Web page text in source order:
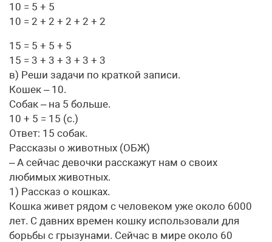
10 = 5 + 5
10 = 2 + 2 + 2 + 2 + 2
15 = 5 + 5 + 5
15 = 3 + 3 + 3 + 3 + 3
в) Реши задачи по краткой записи.
Кошек – 10.
Собак – на 5 больше.
10 + 5 = 15 (с.)
Ответ: 15 собак.
Рассказы о животных (ОБЖ)
– А сейчас девочки расскажут нам о своих
любимых животных.
1) Рассказ о кошках.
Кошка живет рядом с человеком уже около 6000
лет. С давних времен кошку использовали для
борьбы с грызунами. Сейчас в мире около 60